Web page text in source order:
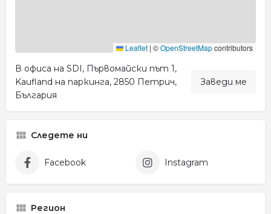
Leaflet | ©OpenStreetMapcontributors
В офиса на SDI, Първомайски път 1,
Kaufland на паркинга, 2850 Петрич,
България
Заведи ме
Следете ни
Facebook Instagram
Регион